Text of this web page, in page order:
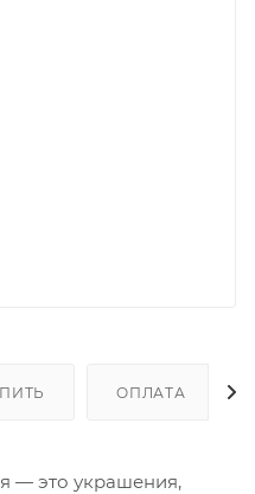
ОПЛАТА
— это украшения,